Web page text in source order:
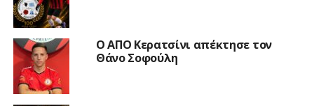
Ο ΑΠΟ Κερατσίνι απέκτησε τον
Θάνο Σοφούλη